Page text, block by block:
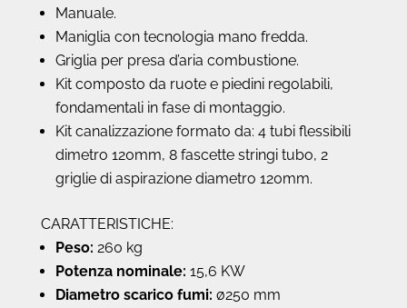
Manuale.
Maniglia con tecnologia mano fredda.
Griglia per presa d’aria combustione.
Kit composto da ruote e piedini regolabili,
fondamentali in fase di montaggio.
Kit canalizzazione formato da: 4 tubi flessibili
dimetro 120mm, 8 fascette stringi tubo, 2
griglie di aspirazione diametro 120mm.
CARATTERISTICHE:
Peso: 260 kg
Potenza nominale: 15,6 KW
Diametro scarico fumi: ø250 mm